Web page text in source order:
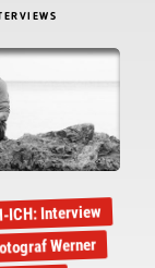
ICH: Interview
Werner